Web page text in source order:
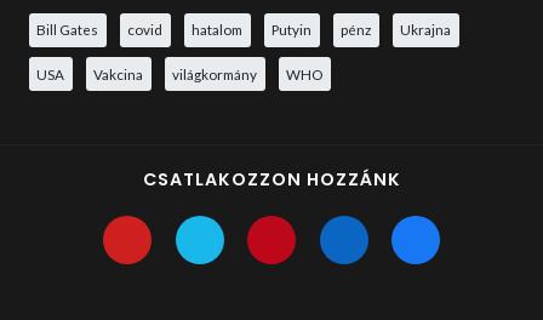
Bill Gates covid hatalom Putyin pénz Ukrajna
USA Vakcina világkormány WHO
CSATLAKOZZON HOZZÁNK